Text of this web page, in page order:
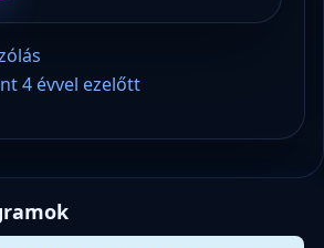
4 évvel ezelőtt